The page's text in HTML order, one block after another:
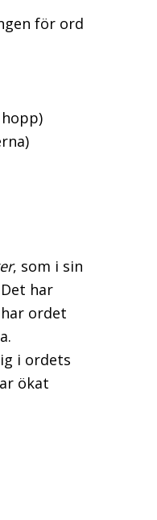
för ord
, som i sin
har
ordet
i ordets
ökat